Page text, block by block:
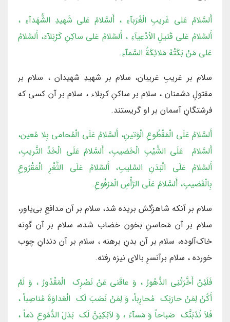
أَلسَّلامُ عَلى غَريبِ الْغُرَبآءِ ، أَلسَّلامُ عَلى شَهيدِ الشُّهَدآءِ ،
أَلسَّلامُ عَلى قَتيلِ الاْدْعِيآءِ ، أَلسَّلامُ عَلى ساكِنِ كَرْبَلآءَ، أَلسَّلامُ
عَلى مَنْ بَكَتْهُ مَلائِكَةُ السَّمآءِ.
سلام بر غريبِ غريبان، سلام بر شهيدِ شهيدان ، سلام بر
مقتولِ دشمنان ، سلام بر ساكنِ كربلاء ، سلام بر آن كسى كه
فرشتگانِ آسمان بر او گريستند.
أَلسَّلامُ عَلَى الْمَقْطُوعِ الْوَتينِ، أَلسَّلامُ عَلَى الْمُحامي بِلا مُعين،
أَلسَّلامُ عَلَى الشَّيْبِ الْخَضيبِ، أَلسَّلامُ عَلَى الْخَدِّ التَّريبِ،
أَلسَّلامُ عَلَى الْبَدَنِ السَّليبِ، أَلسَّلامُ عَلَى الثَّغْرِ الْمَقْرُوعِ
بِالْقَضيبِ، أَلسَّلامُ عَلَى الرَّأْسِ الْمَرْفُوعِ.
سلام بر آنكه شاهرَگش بريده شد، سلام بر آن مدافعِ بى‌ياور،
سلام بر آن مَحاسنِ بخون خضاب شده، سلام بر آن گونه
خاک‌آلوده، سلام بر آن بدنِ برهنه ، سلام بر آن دندانِ چوب
خورده ، سلام برآنسرِ بالاى نيزه رفته.
فَلَئِنْ أَخَّرَتْنِى الدُّهُورُ ، وَ عاقَني عَنْ نَصْرِك الْمَقْدُورُ ، وَ لَمْ
أَكُنْ لِمَنْ حارَبَك مُحارِباً، وَ لِمَنْ نَصَبَ لَك الْعَداوَةَ مُناصِباً ،
فَلاَ نْدُبَنَّك صَباحاً وَ مَسآءً ، وَ لاَبْكِيَنَّ لَك بَدَلَ الدُّمُوعِ دَماً ،